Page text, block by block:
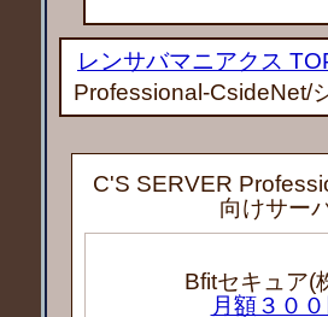
レンサバマニアクス
Professional-CsideNet/
C'S SERVER
向けサー
Bfitセキュア(
月額３０